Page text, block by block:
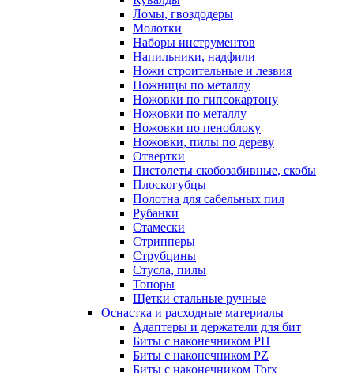
Ломы, гвоздодеры
Молотки
Наборы инструментов
Напильники, надфили
Ножи строительные и лезвия
Ножницы по металлу
Ножовки по гипсокартону
Ножовки по металлу
Ножовки по пеноблоку
Ножовки, пилы по дереву
Отвертки
Пистолеты скобозабивные, скобы
Плоскогубцы
Полотна для сабельных пил
Рубанки
Стамески
Стрипперы
Струбцины
Стусла, пилы
Топоры
Щетки стальные ручные
Оснастка и расходные материалы
Адаптеры и держатели для бит
Биты с наконечником PH
Биты с наконечником PZ
Биты с наконечником Torx